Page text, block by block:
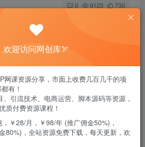
0 9123 730
操盘手实操训练营，实现快速起号和直
明老师主讲
略，
间高投产
欢迎访问网创库🏹
网课资源分享，市面上收费几百几千的项
有！
、引流技术、电商运营、脚本源码等资源，
质付费资源课程！
￥28/月，￥98/年 (推广佣金50%)，
80%)，全站资源免费下载，每天更新，欢